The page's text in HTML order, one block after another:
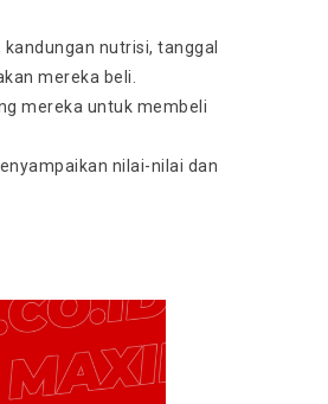
nutrisi, tanggal
mereka beli.
mereka untuk membeli
nilai-nilai dan